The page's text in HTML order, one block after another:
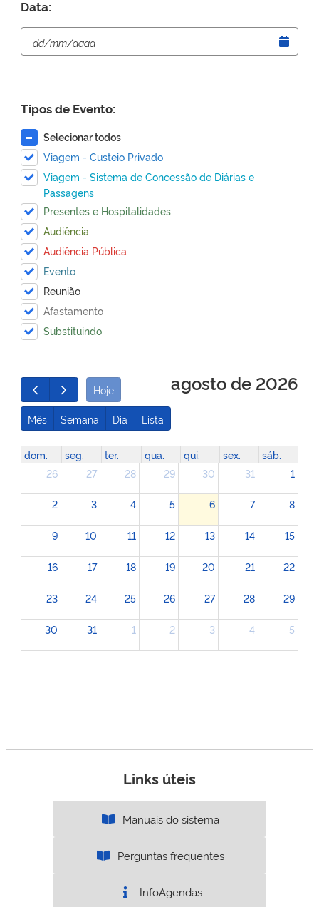
Data:
Tipos de Evento:
Selecionar todos
Viagem - Custeio Privado
Viagem - Sistema de Concessão de Diárias e
Passagens
Presentes e Hospitalidades
Audiência
Audiência Pública
Evento
Reunião
Afastamento
Substituindo
Hoje agosto de 2026
Mês Semana Dia Lista
dom. seg. ter. qua. qui. sex.
sáb.
26
27 28 29 30 31 1
2 3 4 5 6 7 8
9 10 11 12 13 14 15
16 17 18 19 20 21 22
23 24 25 26 27 28 29
30 31 1 2 3 4 5
Links úteis
Manuais do sistema
Perguntas frequentes
InfoAgendas